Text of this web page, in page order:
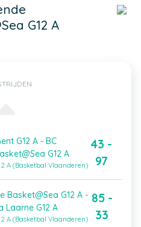
G12 A
G12 A - BC
G12 A
A (Basketbal Vlaanderen)
43 -
97
Basket@Sea G12 A -
Laarne G12 A
A (Basketbal Vlaanderen)
85 -
33